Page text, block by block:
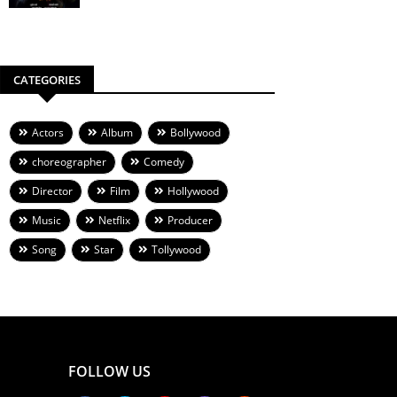
CATEGORIES
Actors Album
Bollywood
choreographer
Comedy
Director
Film
Hollywood
Music
Netflix
Producer
Song
Star Tollywood
FOLLOW US